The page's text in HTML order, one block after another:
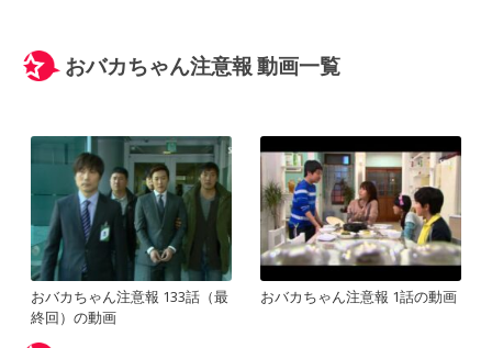
おバカちゃん注意報 動画一覧
おバカちゃん注意報 133話（最
終回）の動画
おバカちゃん注意報 1話の動画